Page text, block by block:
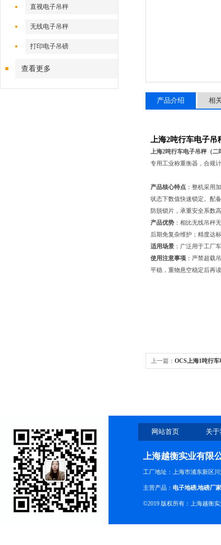
直视电子吊秤
无线电子吊秤
打印电子吊磅
查看更多
产品介绍 相
上海2吨行车电子
上海2吨行车电子吊秤（二
专用工业称重衡器，合规
产品核心特点 ：整机采用
状态下数值快速锁定。配
防脱锁片，承重安全系数
产品优势 ：相比无线吊秤
后期免复杂维护；精度达
适用场景 ：广泛用于工厂
使用注意事项 ：严禁超载
平稳，重物悬空稳定后再
上一篇： OCS上海1吨行
网站首页 关
上海越衡实业有限
工厂地址：上海市浦东新区川
主营产品： 电子地磅,地磅厂家
©2019 版权所有：上海越衡